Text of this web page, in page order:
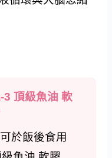
3 頂級魚油 軟
於飯後食用